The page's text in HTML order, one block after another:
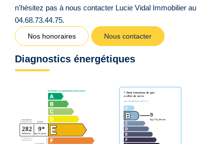
n'hésitez pas à nous contacter Lucie Vidal Immobilier au
04.68.73.44.75.
Nos honoraires Nous contacter
Diagnostics énergétiques